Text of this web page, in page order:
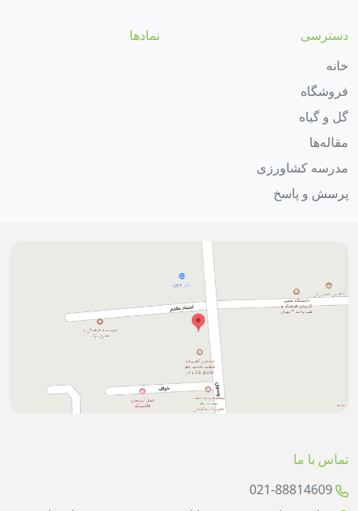
دسترسی
خانه
فروشگاه
گل و گیاه
مقاله‌ها
مدرسه کشاورزی
پرسش و پاسخ
نمادها
تماس با ما
021-88814609